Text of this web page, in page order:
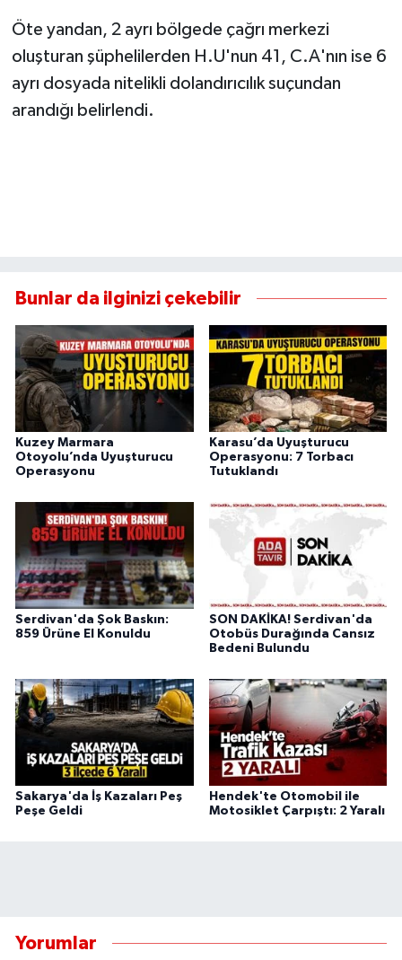
Öte yandan, 2 ayrı bölgede çağrı merkezi
oluşturan şüphelilerden H.U'nun 41, C.A'nın ise 6
ayrı dosyada nitelikli dolandırıcılık suçundan
arandığı belirlendi.
Bunlar da ilginizi çekebilir
Kuzey Marmara
Otoyolu’nda Uyuşturucu
Operasyonu
Karasu’da Uyuşturucu
Operasyonu: 7 Torbacı
Tutuklandı
Serdivan'da Şok Baskın:
859 Ürüne El Konuldu
SON DAKİKA! Serdivan'da
Otobüs Durağında Cansız
Bedeni Bulundu
Sakarya'da İş Kazaları Peş
Peşe Geldi
Hendek'te Otomobil ile
Motosiklet Çarpıştı: 2 Yaralı
Yorumlar